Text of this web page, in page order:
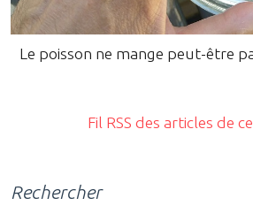
Le poisson ne mange peut-être
Fil RSS des articles de
Rechercher